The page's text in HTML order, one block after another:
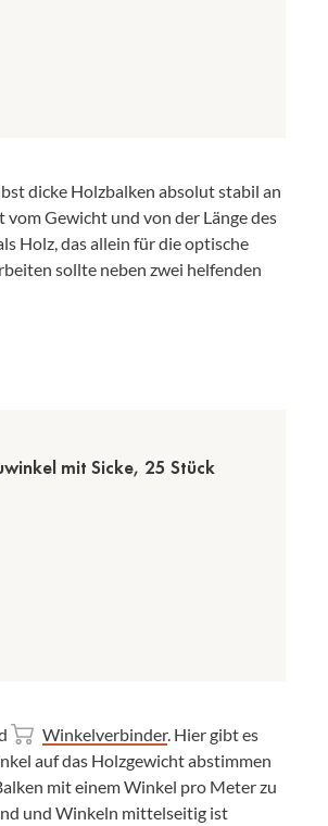
dicke Holzbalken absolut stabil an
Gewicht und von der Länge des
Holz, das allein für die optische
sollte neben zwei helfenden
mit Sicke, 25 Stück
Winkelverbinder. Hier gibt es
auf das Holzgewicht abstimmen
mit einem Winkel pro Meter zu
und Winkeln mittelseitig ist